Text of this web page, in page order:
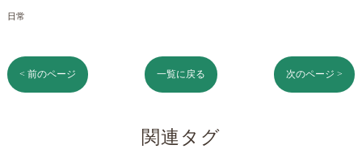
日常
< 前のページ 一覧に戻る 次のページ >
関連タグ